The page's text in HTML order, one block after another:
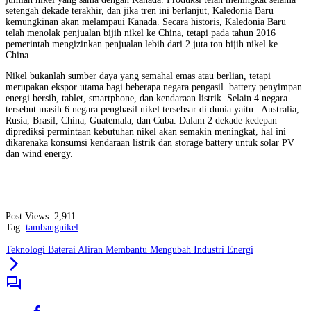
setengah dekade terakhir, dan jika tren ini berlanjut, Kaledonia Baru
kemungkinan akan melampaui Kanada. Secara historis, Kaledonia Baru
telah menolak penjualan bijih nikel ke China, tetapi pada tahun 2016
pemerintah mengizinkan penjualan lebih dari 2 juta ton bijih nikel ke
China.
Nikel bukanlah sumber daya yang semahal emas atau berlian, tetapi
merupakan ekspor utama bagi beberapa negara pengasil battery penyimpan
energi bersih, tablet, smartphone, dan kendaraan listrik. Selain 4 negara
tersebut masih 6 negara penghasil nikel tersebsar di dunia yaitu : Australia,
Rusia, Brasil, China, Guatemala, dan Cuba. Dalam 2 dekade kedepan
diprediksi permintaan kebutuhan nikel akan semakin meningkat, hal ini
dikarenaka konsumsi kendaraan listrik dan storage battery untuk solar PV
dan wind energy.
Post Views: 2,911
Tag: tambangnikel
Teknologi Baterai Aliran Membantu Mengubah Industri Energi